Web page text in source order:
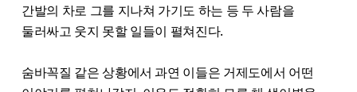
간발의 차로 그를 지나쳐 가기도 하는 등 두 사람을
둘러싸고 웃지 못할 일들이 펼쳐진다.
숨바꼭질 같은 상황에서 과연 이들은 거제도에서 어떤